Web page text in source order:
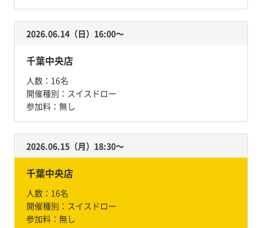
2026.06.14（日）16:00〜
千葉中央店
人数： 16名
開催種別： スイスドロー
参加料： 無し
2026.06.15（月）18:30〜
千葉中央店
人数： 16名
開催種別： スイスドロー
参加料： 無し